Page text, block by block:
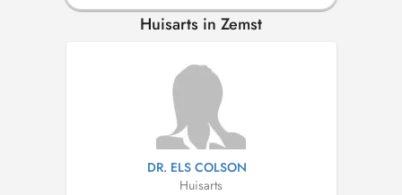
Huisarts in Zemst
DR. ELS COLSON
Huisarts